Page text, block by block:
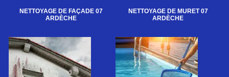
NETTOYAGE DE FAÇADE 07
ARDÈCHE
NETTOYAGE DE MURET 07
ARDÈCHE